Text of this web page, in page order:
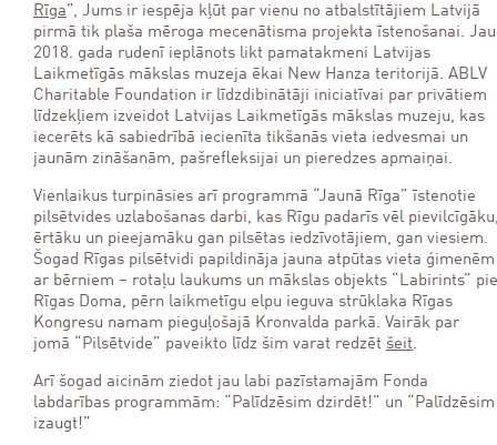
Rīga”, Jums ir iespēja kļūt par vienu no atbalstītājiem Latvijā
pirmā tik plaša mēroga mecenātisma projekta īstenošanai. Jau
2018. gada rudenī ieplānots likt pamatakmeni Latvijas
Laikmetīgās mākslas muzeja ēkai New Hanza teritorijā. ABLV
Charitable Foundation ir līdzdibinātāji iniciatīvai par privātiem
līdzekļiem izveidot Latvijas Laikmetīgās mākslas muzeju, kas
iecerēts kā sabiedrībā iecienīta tikšanās vieta iedvesmai un
jaunām zināšanām, pašrefleksijai un pieredzes apmaiņai.
Vienlaikus turpināsies arī programmā “Jaunā Rīga” īstenotie
pilsētvides uzlabošanas darbi, kas Rīgu padarīs vēl
ērtāku un pieejamāku gan pilsētas iedzīvotājiem, gan viesiem.
Šogad Rīgas pilsētvidi papildināja jauna atpūtas vieta ģimenēm
ar bērniem – rotaļu laukums un mākslas objekts “Labirints” pie
Rīgas Doma, pērn laikmetīgu elpu ieguva strūklaka Rīgas
Kongresu namam pieguļošajā Kronvalda parkā. Vairāk par
jomā “Pilsētvide” paveikto līdz šim varat redzēt šeit.
Arī šogad aicinām ziedot jau labi pazīstamajām Fonda
labdarības programmām: “Palīdzēsim dzirdēt!” un “Palīdzēsim
izaugt!”